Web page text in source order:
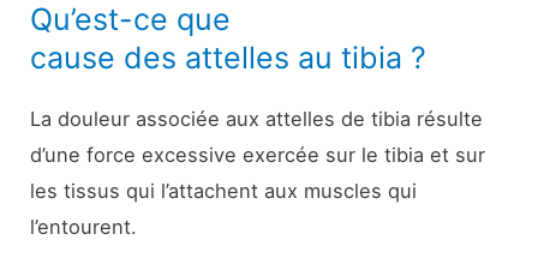
Qu’est-ce que
cause des attelles au tibia ?
La douleur associée aux attelles de tibia résulte
d’une force excessive exercée sur le tibia et sur
les tissus qui l’attachent aux muscles qui
l’entourent.